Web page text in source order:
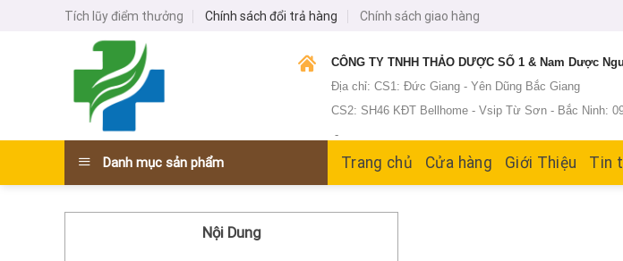
Tích lũy điểm thưởng Chính sách đổi trả hàng Chính sách giao hàng
CÔNG TY TNHH THẢO DƯỢC SỐ 1 & Nam Dược
Địa chỉ: CS1: Đức Giang - Yên Dũng Bắc Giang
CS2: SH46 KĐT Bellhome - Vsip Từ Sơn - Bắc Ninh:
-
Danh mục sản phẩm Trang chủ Cửa hàng Giới Thiệu Tin
Nội Dung